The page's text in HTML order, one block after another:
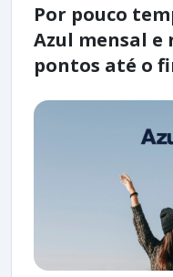
Por pouco
Azul mensal e
pontos até o